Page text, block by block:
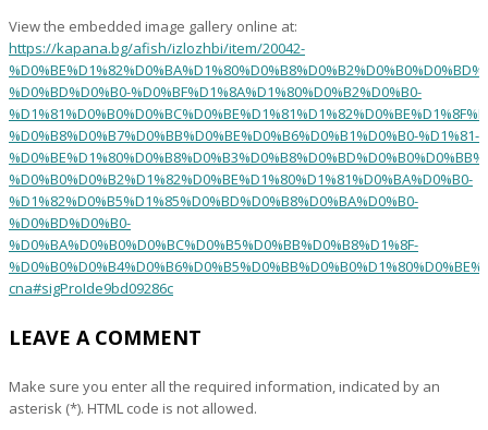
View the embedded image gallery online at:
https://kapana.bg/afish/izlozhbi/item/20042-
%D0%BD%D0%B0-%D0%BF%D1%8A%D1%80%D0%B2%D0%B0-
%D0%B8%D0%B7%D0%BB%D0%BE%D0%B6%D0%B1%D0%B0-%D1%81-
%D0%B0%D0%B2%D1%82%D0%BE%D1%80%D1%81%D0%BA%D0%B0-
%D1%82%D0%B5%D1%85%D0%BD%D0%B8%D0%BA%D0%B0-
%D0%BD%D0%B0-
%D0%BA%D0%B0%D0%BC%D0%B5%D0%BB%D0%B8%D1%8F-
cna#sigProIde9bd09286c
LEAVE A COMMENT
Make sure you enter all the required information, indicated by an
asterisk (*). HTML code is not allowed.